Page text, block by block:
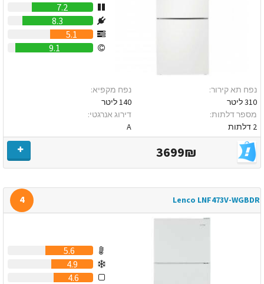
7.2
8.3
5.1
9.1
נפח תא קירור:
310 ליטר
מספר דלתות:
2 דלתות
נפח מקפיא:
140 ליטר
דירוג אנרגטי:
A
3699₪
Lenco LNF473V-WGBDR
4
5.6
4.9
4.6